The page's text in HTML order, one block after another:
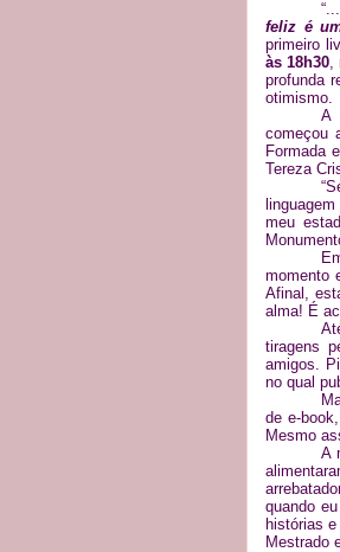
feliz é
primeiro
às 18h30,
profunda
otimismo.
A
começou
Formada
Tereza
meu
momento
Afinal,
alma! É
tiragens
amigos.
no qual
de e-
Mesmo
A
quando
histórias
Mestrado